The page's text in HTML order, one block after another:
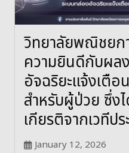
วิทยาลัยพณิชยก
ความยินดีกับผล
อัจฉริยะแจ้งเตือ
สำหรับผู้ป่วย ซึ่ง
เกียรติจากเวที
January 12, 2026